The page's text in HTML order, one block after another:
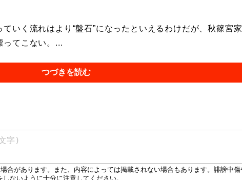
いく流れはより“盤石”になったといえるわけだが、秋篠宮家
ってこない。...
つづきを読む